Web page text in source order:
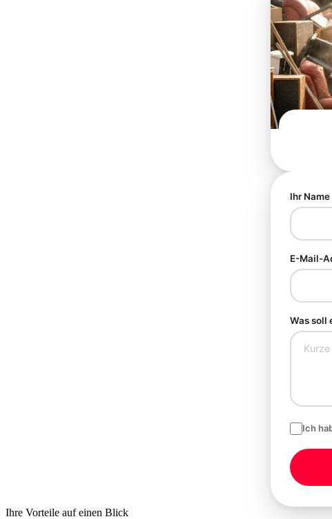
Ihr Name
E-Mail-
Was soll
Ich
Ihre Vorteile auf einen Blick